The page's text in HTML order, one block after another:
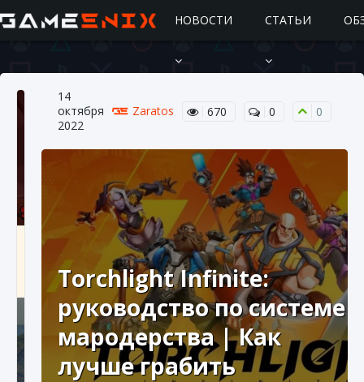
НОВОСТИ СТАТЬИ
Подробное руководство по получению
самоцветов Brawl Stars
10 августа 2024 2 685 0 1
14
октября
2022
Zaratos 670 0 0
Torchlight Infinite:
руководство по системе
мародерства | Как
лучше грабить